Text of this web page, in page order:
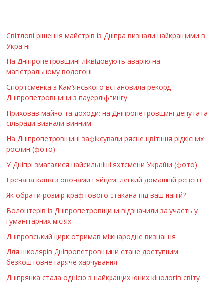
Світлові рішення майстрів із Дніпра визнали найкращими в
Україні
На Дніпропетровщині ліквідовують аварію на
магістральному водогоні
Спортсменка з Кам’янського встановила рекорд
Дніпропетровщини з пауерліфтингу
Приховав майно та доходи: на Дніпропетровщині депутата
сільради визнали винним
На Дніпропетровщині зафіксували рясне цвітіння рідкісних
рослин (фото)
У Дніпрі змагалися найсильніші яхтсмени України (фото)
Гречана каша з овочами і яйцем: легкий домашній рецепт
Як обрати розмір крафтового стакана під ваш напій?
Волонтерів із Дніпропетровщини відзначили за участь у
гуманітарних місіях
Дніпровський цирк отримав міжнародне визнання
Для школярів Дніпропетровщини стане доступним
безкоштовне гаряче харчування
Дніпрянка стала однією з найкращих юних кінологів світу